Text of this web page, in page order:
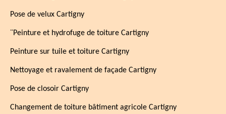
Pose de velux Cartigny
¨Peinture et hydrofuge de toiture Cartigny
Peinture sur tuile et toiture Cartigny
Nettoyage et ravalement de façade Cartigny
Pose de closoir Cartigny
Changement de toiture bâtiment agricole Cartigny